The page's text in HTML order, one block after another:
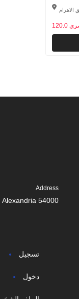
الاهرام
مصري
Address
Alexandria 54000
تسجيل
دخول